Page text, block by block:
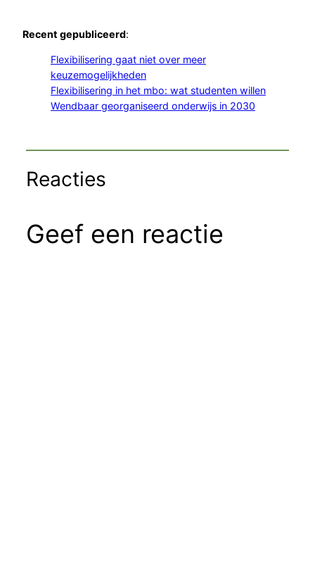
Recent gepubliceerd:
Flexibilisering gaat niet over meer
keuzemogelijkheden
Flexibilisering in het mbo: wat studenten willen
Wendbaar georganiseerd onderwijs in 2030
Reacties
Geef een reactie